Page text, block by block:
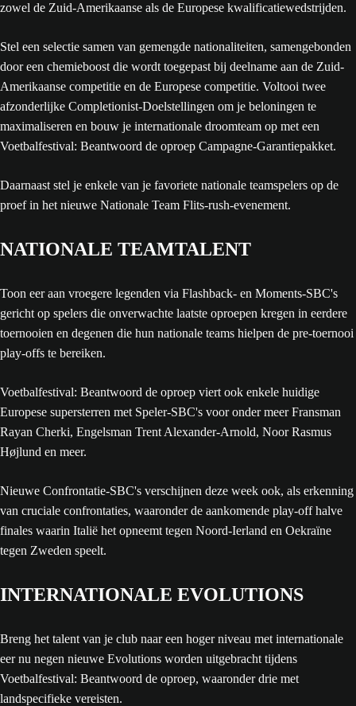
zowel de Zuid-Amerikaanse als de Europese kwalificatiewedstrijden.
Stel een selectie samen van gemengde nationaliteiten, samengebonden
door een chemieboost die wordt toegepast bij deelname aan de Zuid-
Amerikaanse competitie en de Europese competitie. Voltooi twee
afzonderlijke Completionist-Doelstellingen om je beloningen te
maximaliseren en bouw je internationale droomteam op met een
Voetbalfestival: Beantwoord de oproep Campagne-Garantiepakket.
Daarnaast stel je enkele van je favoriete nationale teamspelers op de
proef in het nieuwe Nationale Team Flits-rush-evenement.
NATIONALE TEAMTALENT
Toon eer aan vroegere legenden via Flashback- en Moments-SBC's
gericht op spelers die onverwachte laatste oproepen kregen in eerdere
toernooien en degenen die hun nationale teams hielpen de pre-toernooi
play-offs te bereiken.
Voetbalfestival: Beantwoord de oproep viert ook enkele huidige
Europese supersterren met Speler-SBC's voor onder meer Fransman
Rayan Cherki, Engelsman Trent Alexander-Arnold, Noor Rasmus
Højlund en meer.
Nieuwe Confrontatie-SBC's verschijnen deze week ook, als erkenning
van cruciale confrontaties, waaronder de aankomende play-off halve
finales waarin Italië het opneemt tegen Noord-Ierland en Oekraïne
tegen Zweden speelt.
INTERNATIONALE EVOLUTIONS
Breng het talent van je club naar een hoger niveau met internationale
eer nu negen nieuwe Evolutions worden uitgebracht tijdens
Voetbalfestival: Beantwoord de oproep, waaronder drie met
landspecifieke vereisten.